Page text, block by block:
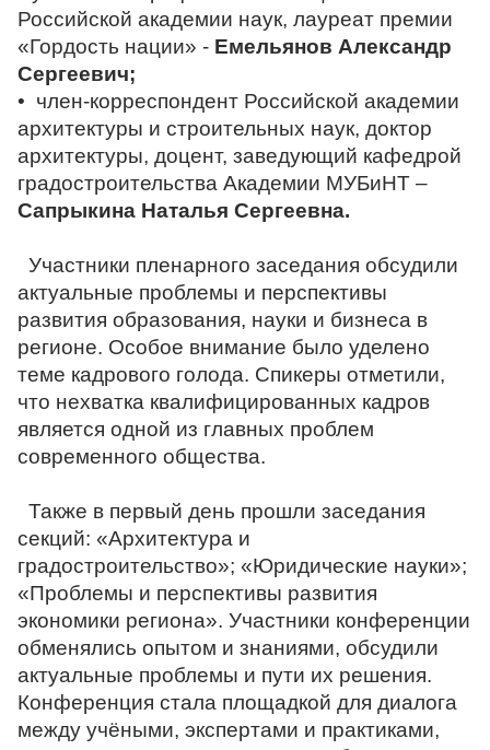
Российской академии наук, лауреат премии
«Гордость нации» - Емельянов Александр
Сергеевич;
• член-корреспондент Российской академии
архитектуры и строительных наук, доктор
архитектуры, доцент, заведующий кафедрой
градостроительства Академии МУБиНТ –
Сапрыкина Наталья Сергеевна.
Участники пленарного заседания обсудили
актуальные проблемы и перспективы
развития образования, науки и бизнеса в
регионе. Особое внимание было уделено
теме кадрового голода. Спикеры отметили,
что нехватка квалифицированных кадров
является одной из главных проблем
современного общества.
Также в первый день прошли заседания
секций: «Архитектура и
градостроительство»; «Юридические науки»;
«Проблемы и перспективы развития
экономики региона». Участники конференции
обменялись опытом и знаниями, обсудили
актуальные проблемы и пути их решения.
Конференция стала площадкой для диалога
между учёными, экспертами и практиками,